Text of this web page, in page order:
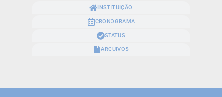
INSTITUIÇÃO
CRONOGRAMA
STATUS
ARQUIVOS